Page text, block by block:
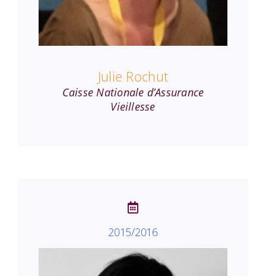
Julie Rochut
Caisse Nationale d’Assurance
Vieillesse
2015/2016